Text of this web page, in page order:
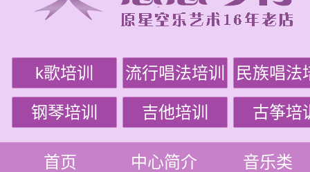
k歌培训 流行唱法培训 民族唱法
钢琴培训 吉他培训 古筝培
首页 中心简介 音乐类